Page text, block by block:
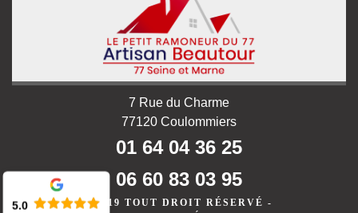
7 Rue du Charme
77120 Coulommiers
01 64 04 36 25
06 60 83 03 95
©2019 TOUT DROIT RÉSERVÉ -
5.0